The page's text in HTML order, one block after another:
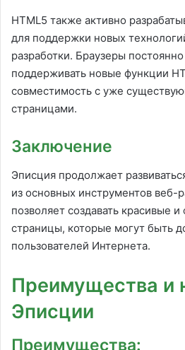
HTML5 также активно
для поддержки новых
разработки. Браузеры
поддерживать новые функции
совместимость с уже
страницами.
Заключение
Эписция продолжает
из основных инструментов веб-
позволяет создавать красивые
страницы, которые могут быть
пользователей Интернета.
Преимущества и
Эписции
Преимущества: